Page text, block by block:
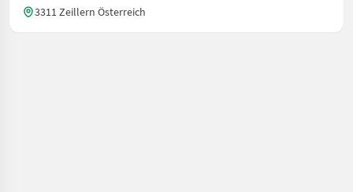
3311 Zeillern Österreich